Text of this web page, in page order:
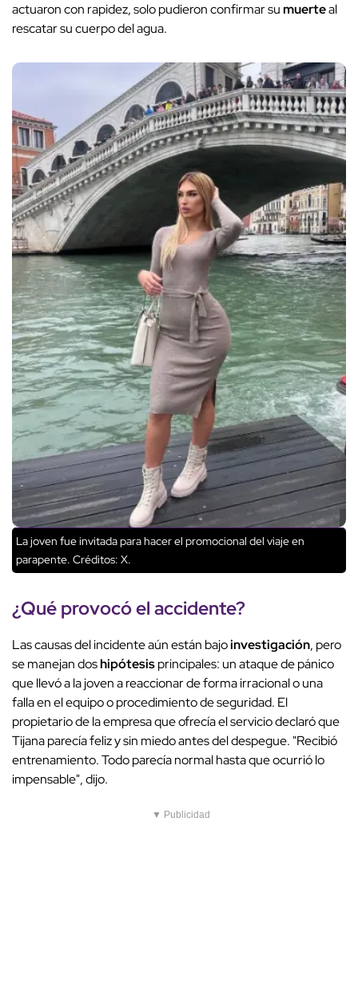
actuaron con rapidez, solo pudieron confirmar sumuerteal
rescatar su cuerpo del agua.
La joven fue invitada para hacer el promocional del viaje en
parapente. Créditos: X.
¿Qué provocó el accidente?
Las causas del incidente aún están bajoinvestigación, pero
se manejan doshipótesisprincipales: un ataque de pánico
que llevó a la joven a reaccionar de forma irracional o una
falla en el equipo o procedimiento de seguridad. El
propietario de la empresa que ofrecía el servicio declaró que
Tijana parecía feliz y sin miedo antes del despegue. "Recibió
entrenamiento. Todo parecía normal hasta que ocurrió lo
impensable", dijo.
▼ Publicidad